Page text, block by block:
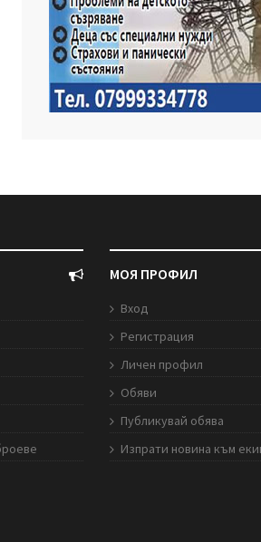
МОЯ ПРОФИЛ
Вход
Регистрация
Личен профил
Обяви
Публикувай обява
Изпрати новина към